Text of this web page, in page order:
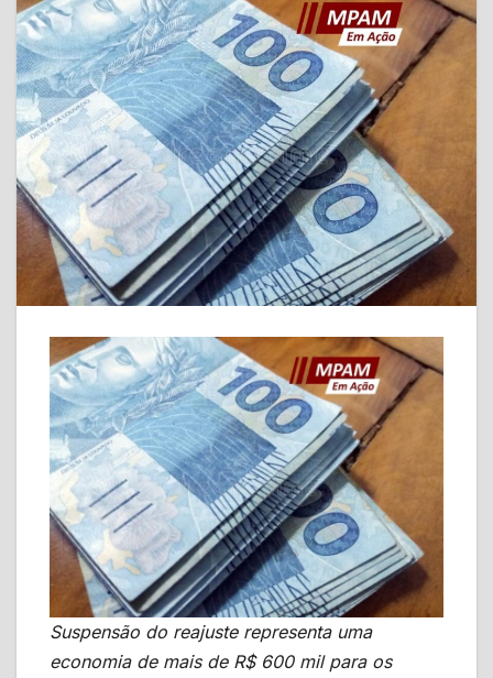
Suspensão do reajuste representa uma
economia de mais de R$ 600 mil para os